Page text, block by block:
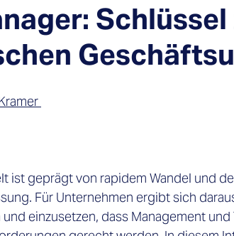
ist geprägt von rapidem Wandel und
Für Unternehmen ergibt sich
einzusetzen, dass Management und